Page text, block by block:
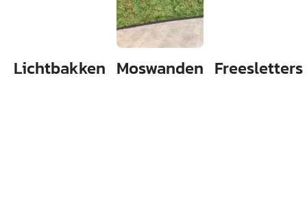
Lichtbakken Moswanden Freesletters